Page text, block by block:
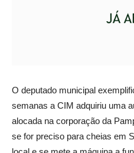
O deputado municipal
semanas a CIM adquiriu uma
alocada na corporação da
se for preciso para cheias em